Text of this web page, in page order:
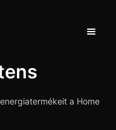
Toggle
a Home